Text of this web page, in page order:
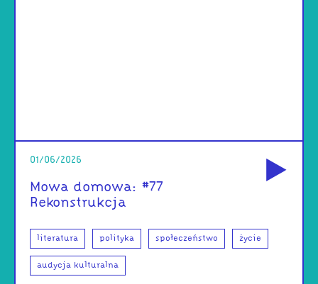
01/06/2026
Mowa domowa: #77
Rekonstrukcja
literatura polityka społeczeństwo życie
audycja kulturalna